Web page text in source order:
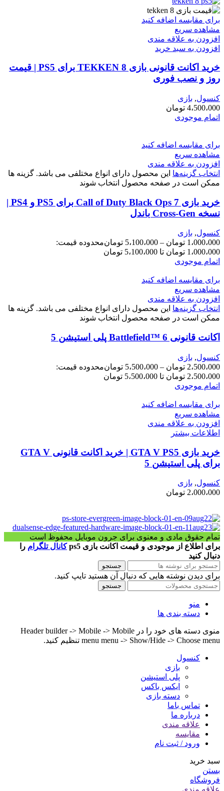
برای مقایسه اضافه کنید
مشاهده سریع
افزودن به علاقه مندی
افزودن به سبد خرید
خرید اکانت قانونی بازی TEKKEN 8 برای PS5 | قیمت
روز و نصب فوری
کنسول, بازی
4،500،000 تومان
اتمام موجودی
برای مقایسه اضافه کنید
مشاهده سریع
افزودن به علاقه مندی
انتخاب گزینه‌ها این محصول دارای انواع مختلفی می باشد. گزینه ها
ممکن است در صفحه محصول انتخاب شوند
خرید بازی Call of Duty Black Ops 7 برای PS5 و PS4 |
نسخه Cross-Gen باندل
کنسول, بازی
1،000،000 تومان – 5،100،000 تومانمحدوده قیمت:
1،000،000 تومان تا 5،100،000 تومان
اتمام موجودی
برای مقایسه اضافه کنید
مشاهده سریع
افزودن به علاقه مندی
انتخاب گزینه‌ها این محصول دارای انواع مختلفی می باشد. گزینه ها
ممکن است در صفحه محصول انتخاب شوند
اکانت قانونی Battlefield™ 6 پلی استیشن 5
کنسول, بازی
2،500،000 تومان – 5،500،000 تومانمحدوده قیمت:
2،500،000 تومان تا 5،500،000 تومان
اتمام موجودی
برای مقایسه اضافه کنید
مشاهده سریع
افزودن به علاقه مندی
اطلاعات بیشتر
خرید بازی GTA V PS5 | خرید اکانت قانونی GTA V
برای پلی استیشن 5
کنسول, بازی
2،000،000 تومان
تمام حقوق مادی و معنوی برای جرون موبایل محفوظ است
برای اطلاع از موجودی و قیمت اکانت بازی ps5
کانال تلگرام را
دنبال کنید
جستجو
برای دیدن نوشته هایی که دنبال آن هستید تایپ کنید.
جستجو
منو
دسته بندی ها
منوی دسته های خود را در Header builder -> Mobile -> Mobile
menu menu -> Show/Hide -> Choose menu تنظیم کنید.
کنسول
بازی
پلی استیشن
ایکس باکس
دسته بازی
تماس باما
درباره ما
علاقه مندی
مقایسه
ورود / ثبت نام
سبد خرید
بستن
فروشگاه